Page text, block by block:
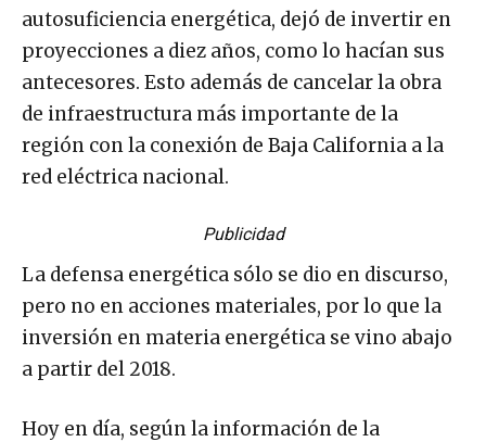
autosuficiencia energética, dejó de invertir en
proyecciones a diez años, como lo hacían sus
antecesores. Esto además de cancelar la obra
de infraestructura más importante de la
región con la conexión de Baja California a la
red eléctrica nacional.
Publicidad
La defensa energética sólo se dio en discurso,
pero no en acciones materiales, por lo que la
inversión en materia energética se vino abajo
a partir del 2018.
Hoy en día, según la información de la